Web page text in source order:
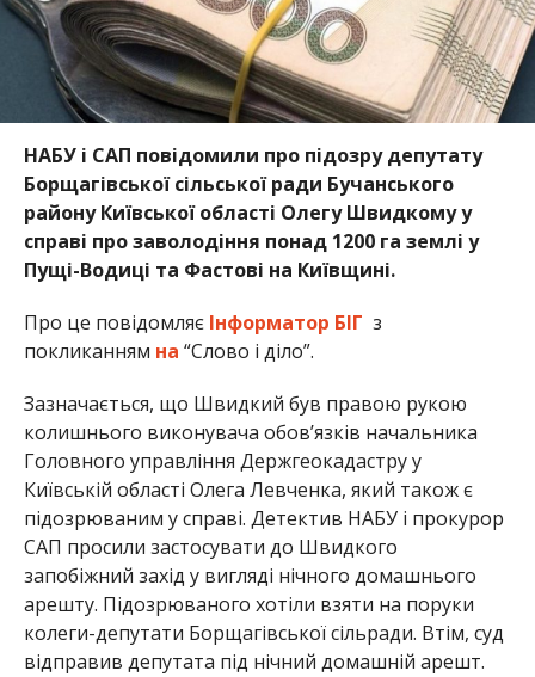
НАБУ і САП повідомили про підозру депутату
Борщагівської сільської ради Бучанського
району Київської області Олегу Швидкому у
справі про заволодіння понад 1200 га землі у
Пущі-Водиці та Фастові на Київщині.
Про це повідомляє Інформатор БІГ з
покликанням на “Слово і діло”.
Зазначається, що Швидкий був правою рукою
колишнього виконувача обов’язків начальника
Головного управління Держгеокадастру у
Київській області Олега Левченка, який також є
підозрюваним у справі. Детектив НАБУ і прокурор
САП просили застосувати до Швидкого
запобіжний захід у вигляді нічного домашнього
арешту. Підозрюваного хотіли взяти на поруки
колеги-депутати Борщагівської сільради. Втім, суд
відправив депутата під нічний домашній арешт.